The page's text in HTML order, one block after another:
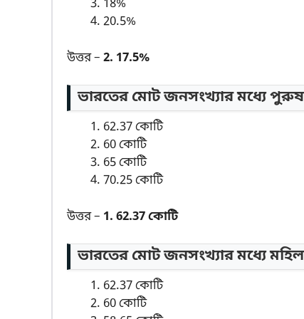
18%
20.5%
উত্তর – 2. 17.5%
ভারতের মোট জনসংখ্যার মধ্যে
62.37 কোটি
60 কোটি
65 কোটি
70.25 কোটি
উত্তর – 1. 62.37 কোটি
ভারতের মোট জনসংখ্যার মধ্যে
62.37 কোটি
60 কোটি